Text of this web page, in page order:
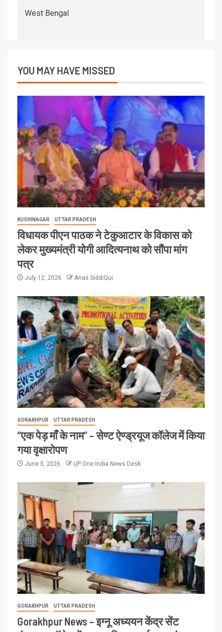
West Bengal
YOU MAY HAVE MISSED
KUSHINAGAR UTTAR PRADESH
विधायक पीएन पाठक ने टेकुआटार के विकास को
लेकर मुख्यमंत्री योगी आदित्यनाथ को सौंपा मांग
पत्र
July 12, 2026 Anas SiddiQui
GORAKHPUR UTTAR PRADESH
“एक पेड़ माँ के नाम” – सेण्ट ऐण्ड्रयूज कॉलेज में किया
गया वृक्षारोपण
June 5, 2026 UP One India News Desk
GORAKHPUR UTTAR PRADESH
Gorakhpur News – इग्नू अध्ययन केंद्र सेंट